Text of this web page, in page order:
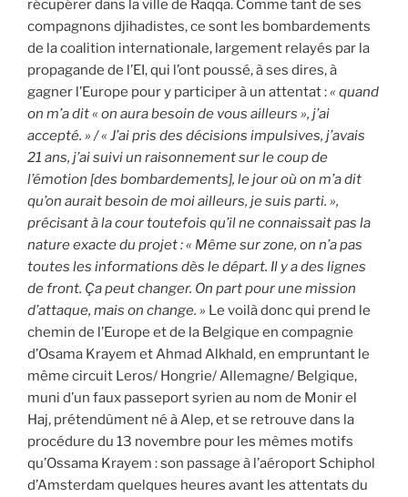
récupérer dans la ville de Raqqa. Comme tant de ses
compagnons djihadistes, ce sont les bombardements
de la coalition internationale, largement relayés par la
propagande de l’EI, qui l’ont poussé, à ses dires, à
gagner l’Europe pour y participer à un attentat :« quand
on m’a dit « on aura besoin de vous ailleurs », j’ai
accepté. » / « J’ai pris des décisions impulsives, j’avais
21 ans, j’ai suivi un raisonnement sur le coup de
l’émotion [des bombardements], le jour où on m’a dit
qu’on aurait besoin de moi ailleurs, je suis parti. »,
précisant à la cour toutefois qu’il ne connaissait pas la
nature exacte du projet : « Même sur zone, on n’a pas
toutes les informations dès le départ. Il y a des lignes
de front. Ça peut changer. On part pour une mission
d’attaque, mais on change. » Le voilà donc qui prend le
chemin de l’Europe et de la Belgique en compagnie
d’Osama Krayem et Ahmad Alkhald, en empruntant le
même circuit Leros/ Hongrie/ Allemagne/ Belgique,
muni d’un faux passeport syrien au nom de Monir el
Haj, prétendûment né à Alep, et se retrouve dans la
procédure du 13 novembre pour les mêmes motifs
qu’Ossama Krayem : son passage à l’aéroport Schiphol
d’Amsterdam quelques heures avant les attentats du